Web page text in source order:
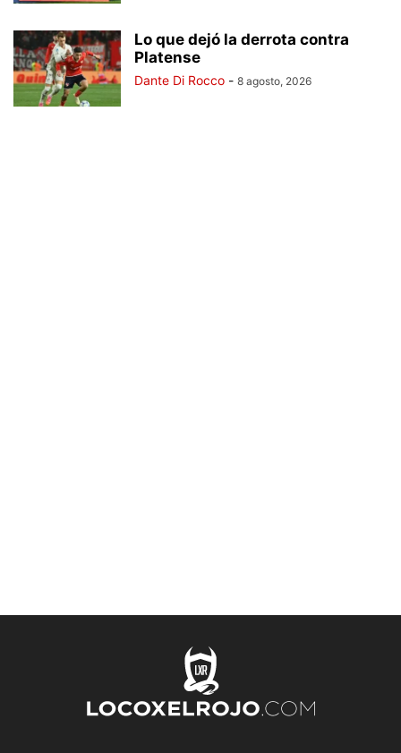
Lo que dejó la derrota contra
Platense
Dante Di Rocco - 8 agosto, 2026